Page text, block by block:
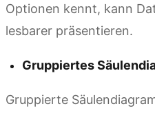
Optionen kennt, kann
lesbarer präsentieren.
Gruppiertes
Gruppierte